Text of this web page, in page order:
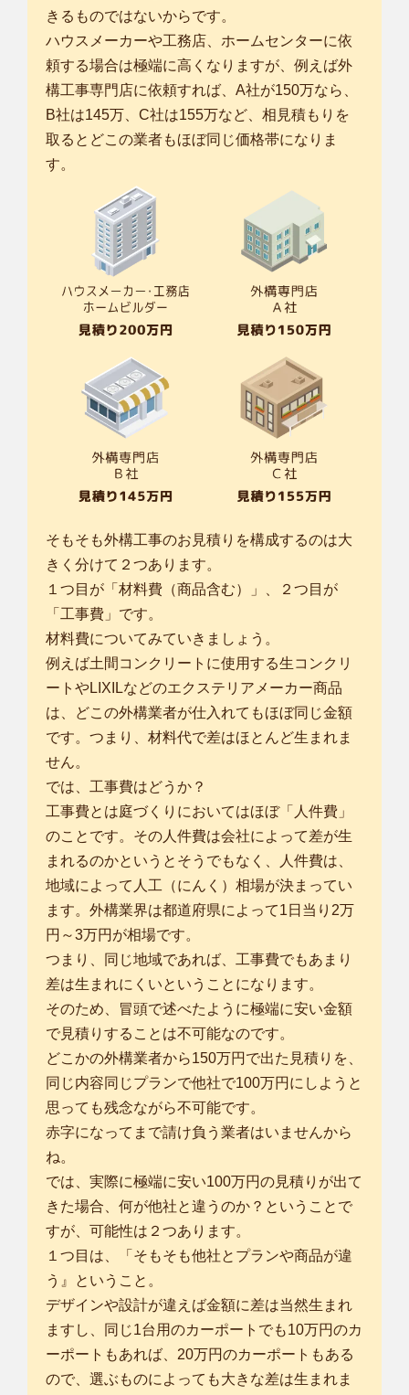
きるものではないからです。
ハウスメーカーや工務店、ホームセンターに依
頼する場合は極端に高くなりますが、例えば外
構工事専門店に依頼すれば、A社が150万なら、
B社は145万、C社は155万など、相見積もりを
取るとどこの業者もほぼ同じ価格帯になりま
す。
そもそも外構工事のお見積りを構成するのは大
きく分けて２つあります。
１つ目が「材料費（商品含む）」、２つ目が
「工事費」です。
材料費についてみていきましょう。
例えば土間コンクリートに使用する生コンクリ
ートやLIXILなどのエクステリアメーカー商品
は、どこの外構業者が仕入れてもほぼ同じ金額
です。つまり、材料代で差はほとんど生まれま
せん。
では、工事費はどうか？
工事費とは庭づくりにおいてはほぼ「人件費」
のことです。その人件費は会社によって差が生
まれるのかというとそうでもなく、人件費は、
地域によって人工（にんく）相場が決まってい
ます。外構業界は都道府県によって1日当り2万
円～3万円が相場です。
つまり、同じ地域であれば、工事費でもあまり
差は生まれにくいということになります。
そのため、冒頭で述べたように極端に安い金額
で見積りすることは不可能なのです。
どこかの外構業者から150万円で出た見積りを、
同じ内容同じプランで他社で100万円にしようと
思っても残念ながら不可能です。
赤字になってまで請け負う業者はいませんから
ね。
では、実際に極端に安い100万円の見積りが出て
きた場合、何が他社と違うのか？ということで
すが、可能性は２つあります。
１つ目は、「そもそも他社とプランや商品が違
う』ということ。
デザインや設計が違えば金額に差は当然生まれ
ますし、同じ1台用のカーポートでも10万円のカ
ーポートもあれば、20万円のカーポートもある
ので、選ぶものによっても大きな差は生まれま